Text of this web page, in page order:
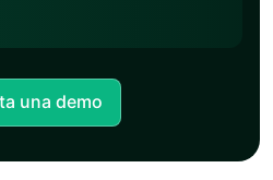
una demo